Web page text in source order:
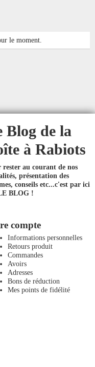
le moment.
Blog de la
à Rabiots
rester au courant de nos
présentation des
conseils etc...c'est par ici
BLOG !
compte
Informations personnelles
Retours produit
Commandes
Avoirs
Adresses
Bons de réduction
Mes points de fidélité